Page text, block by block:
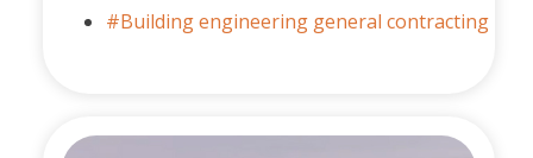
#Building engineering general contracting